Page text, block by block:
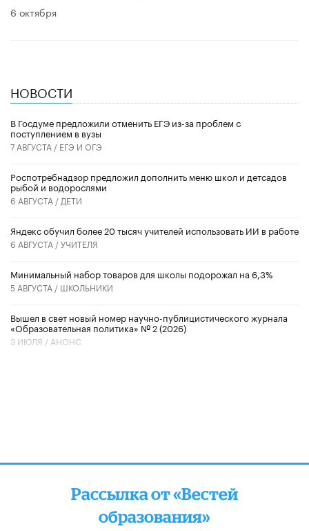
6 октября
НОВОСТИ
В Госдуме предложили отменить ЕГЭ из-за проблем с
поступлением в вузы
7 АВГУСТА / ЕГЭ И ОГЭ
Роспотребнадзор предложил дополнить меню школ и детсадов
рыбой и водорослями
6 АВГУСТА / ДЕТИ
​Яндекс обучил более 20 тысяч учителей использовать ИИ в работе
6 АВГУСТА /УЧИТЕЛЯ
Минимальный набор товаров для школы подорожал на 6,3%
5 АВГУСТА / ШКОЛЬНИКИ
Вышел в свет новый номер научно-публицистического журнала
«Образовательная политика» № 2 (2026)
3 ИЮЛЯ / АНОНС
Рассылка от «Вестей
образования»